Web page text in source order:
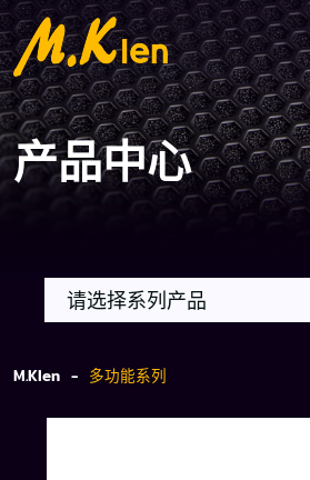
产品中心
请选择系列产品
M.Klen - 多功能系列